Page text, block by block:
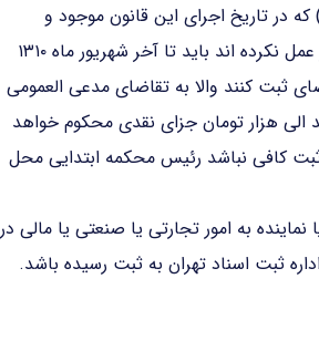
در تاریخ اجرای این قانون موجود و
مطابق مقررات قانون تجارت راجع به ثبت و تطبیق تشکیلات خود با قانون مزبور عمل نکرده اند باید تا آخر شهریور ماه ۱۳۱۰
ثبت کنند والا به تقاضای مدعی العمومی
الی هزار تومان جزای نقدی محکوم خواهد
کافی نباشد رئیس محکمه ابتدایی محل
به امور تجارتی یا صنعتی یا مالی در
ثبت اسناد تهران به ثبت رسیده باشد.